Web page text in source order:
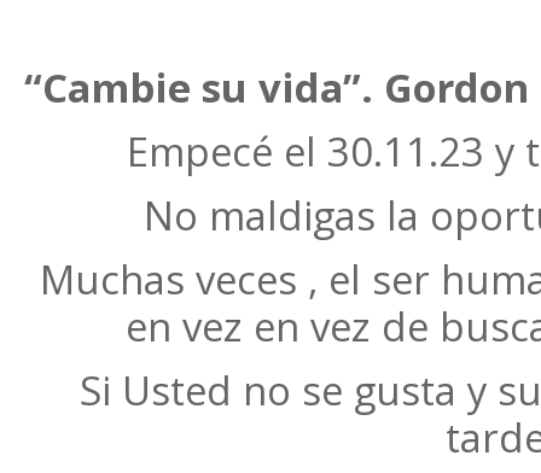
“Cambie su vida”.
Empecé el 30.11.23
No maldigas la
Muchas veces , el ser
en vez en vez de
Si Usted no se gusta y